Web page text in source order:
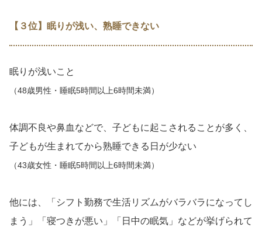
【３位】眠りが浅い、熟睡できない
眠りが浅いこと
（48歳男性・睡眠5時間以上6時間未満）
体調不良や鼻血などで、子どもに起こされることが多く、
子どもが生まれてから熟睡できる日が少ない
（43歳女性・睡眠5時間以上6時間未満）
他には、「シフト勤務で生活リズムがバラバラになってし
まう」「寝つきが悪い」「日中の眠気」などが挙げられて